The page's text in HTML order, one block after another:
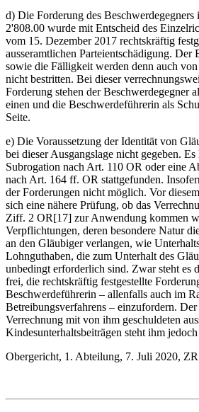
d) Die Forderung des
2'808.00 wurde mit Entscheid des
vom 15. Dezember 2017 rechtskräftig
ausseramtlichen Parteientschädigung. Der
sowie die Fälligkeit werden denn auch
nicht bestritten. Bei dieser
Forderung stehen der Beschwerdegegner
einen und die Beschwerdeführerin als
Seite.
e) Die Voraussetzung der Identität von
bei dieser Ausgangslage nicht gegeben.
Subrogation nach Art. 110 OR oder eine
nach Art. 164 ff. OR stattgefunden.
der Forderungen nicht möglich. Vor
sich eine nähere Prüfung, ob das
Ziff. 2 OR[17] zur Anwendung kommen
Verpflichtungen, deren besondere Natur
an den Gläubiger verlangen, wie
Lohnguthaben, die zum Unterhalt des
unbedingt erforderlich sind. Zwar steht es
frei, die rechtskräftig festgestellte
Beschwerdeführerin – allenfalls auch im
Betreibungsverfahrens – einzufordern.
Verrechnung mit von ihm geschuldeten
Kindesunterhaltsbeiträgen steht ihm
Obergericht, 1. Abteilung, 7. Juli 2020,